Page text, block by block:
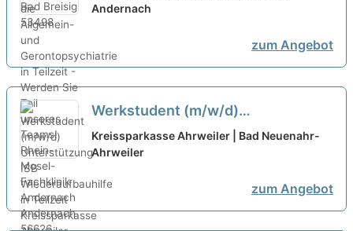
in Teilzeit - Werden Sie Teil
Andernach
zum Angebot
Werkstudent (m/w/d)
Unterstützung ISB
Wiederaufbauhilfe in Teilzeit
Kreissparkasse Ahrweiler | Bad Neuenahr-
Ahrweiler
zum Angebot